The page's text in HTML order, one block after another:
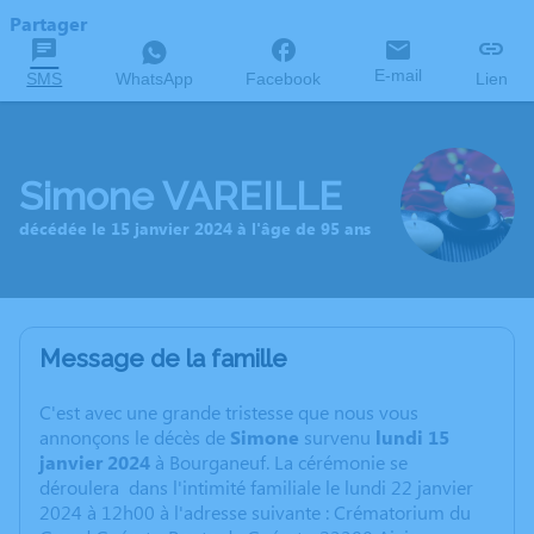
Partager
SMS WhatsApp Facebook E-mail Lien
Simone VAREILLE
décédée le 15 janvier 2024 à l'âge de 95 ans
Message de la famille
C'est avec une grande tristesse que nous vous
annonçons le décès de Simone survenu lundi 15
janvier 2024 à Bourganeuf. La cérémonie se
déroulera dans l'intimité familiale le lundi 22 janvier
2024 à 12h00 à l'adresse suivante : Crématorium du